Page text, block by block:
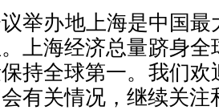
举办地上海是中国
上海经济总量跻身
持全球第一。我们
有关情况，继续关注